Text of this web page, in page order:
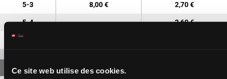
Ce site web utilise des cookies.
5-3 8,00 € 2,70 €
5-4 2,60 €
3-4